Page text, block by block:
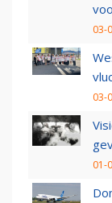
03-
03-
01-